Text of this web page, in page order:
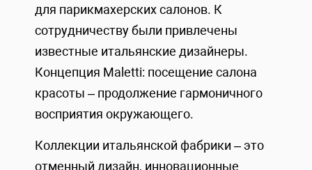
для парикмахерских салонов. К
сотрудничеству были привлечены
известные итальянские дизайнеры.
Концепция Maletti: посещение салона
красоты – продолжение гармоничного
восприятия окружающего.
Коллекции итальянской фабрики – это
отменный дизайн, инновационные